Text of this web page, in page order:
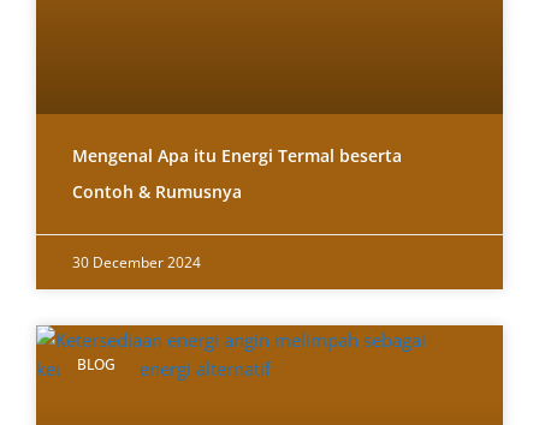
Mengenal Apa itu Energi Termal beserta
Contoh & Rumusnya
30 December 2024
BLOG